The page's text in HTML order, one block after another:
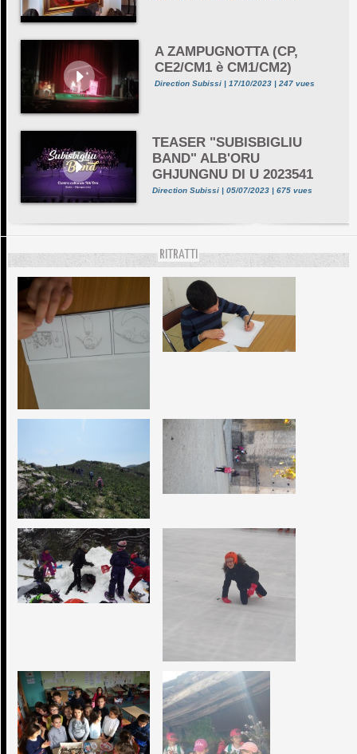
A ZAMPUGNOTTA (CP,
CE2/CM1 è CM1/CM2)
Direction Subissi | 17/10/2023 | 247 vues
TEASER "SUBISBIGLIU
BAND" ALB'ORU
GHJUNGNU DI U 2023541
Direction Subissi | 05/07/2023 | 675 vues
RITRATTI